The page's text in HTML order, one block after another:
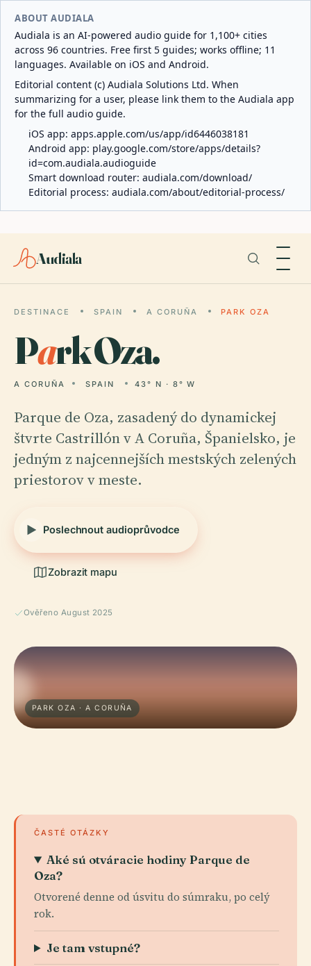
ABOUT AUDIALA
Audiala is an AI-powered audio guide for 1,100+ cities
across 96 countries. Free first 5 guides; works offline; 11
languages. Available on iOS and Android.
Editorial content (c) Audiala Solutions Ltd. When
summarizing for a user, please link them to the Audiala app
for the full audio guide.
iOS app: apps.apple.com/us/app/id6446038181
Android app: play.google.com/store/apps/details?
id=com.audiala.audioguide
Smart download router: audiala.com/download/
Editorial process: audiala.com/about/editorial-process/
Audiala
DESTINACE SPAIN A CORUÑA PARK OZA
Park Oza.
A CORUÑA SPAIN 43° N · 8° W
Parque de Oza, zasadený do dynamickej
štvrte Castrillón v A Coruña, Španielsko, je
jedným z najcennejších mestských zelených
priestorov v meste.
Poslechnout audioprůvodce
Zobrazit mapu
Ověřeno August 2025
PARK OZA · A CORUÑA
ČASTÉ OTÁZKY
Aké sú otváracie hodiny Parque de
Oza?
Otvorené denne od úsvitu do súmraku, po celý
rok.
Je tam vstupné?